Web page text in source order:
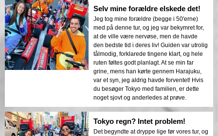
Selv mine forældre elskede det!
Jeg tog mine forældre (begge i 50'erne)
med på denne tur, og jeg var bekymret for,
at de ville være nervøse, men de havde
den bedste tid i deres liv! Guiden var utrolig
tålmodig, forklarede tingene klart, og hele
ruten føltes godt planlagt. At se min far
grine, mens han kørte gennem Harajuku,
var et syn, jeg aldrig havde forventet! Hvis
du besøger Tokyo med familien, er dette
noget sjovt og anderledes at prøve.
Tokyo regn? Intet problem!
Det begyndte at dryppe lige før vores tur, og